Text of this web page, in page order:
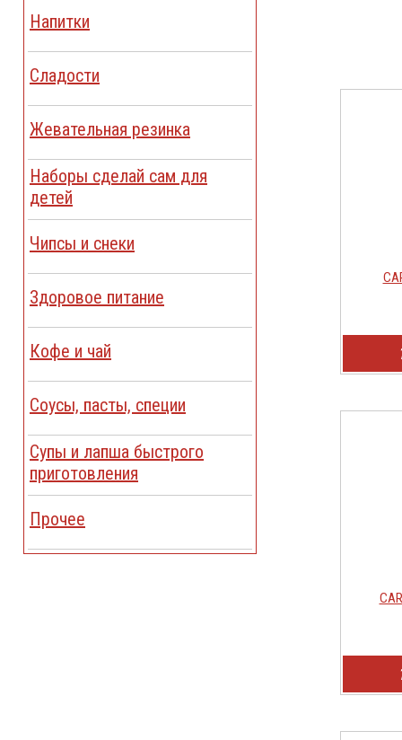
Напитки
Сладости
Жевательная резинка
Наборы сделай сам для
детей
Чипсы и снеки
Здоровое питание
Кофе и чай
Соусы, пасты, специи
Cупы и лапша быстрого
приготовления
Прочее